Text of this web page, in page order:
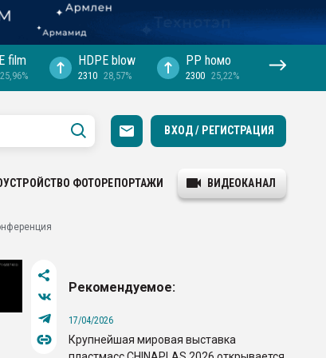
film
25,96%
HDPE blow
2310 28,57%
PP hомо
2300 25,22%
ВХОД / РЕГИСТРАЦИЯ
ФОТОРЕПОРТАЖИ ВИДЕОКАНАЛ
Рекомендуемое:
17/04/2026
Крупнейшая мировая выставка